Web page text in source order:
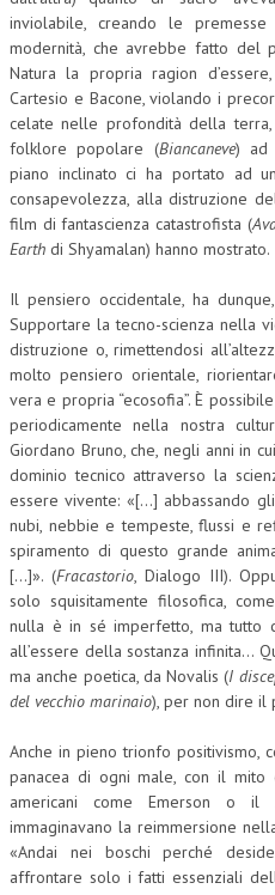
PEER REVIEW
CODICE ETICO
AUTORI
COLLABORA CON NOI
ECONOMIA
CORPORATE SOCIAL
ECONOMIA DELL’ARTE
INTERNAZIONALIZZAZIONE
HUMAN RESOURCES
MARKETING
TREASURY IN FINANCIAL
RISK MANAGEMENT
SVILUPPO SOSTENIBILE
PERSONA E CITTÀ
L’UMANISTA
DIRITTO
DIRITTO PENALE D’IMPRESA
DIRITTO DEL LAVORO
DIRITTO DEL WEB
inviolabile, creando le
modernità, che avrebbe fatto del
Natura la propria ragion
Cartesio e Bacone, violando i
celate nelle profondità della
folklore popolare (Biancaneve) ad
piano inclinato ci ha portato ad
consapevolezza, alla distruzione
film di fantascienza catastrofista (
Earth di Shyamalan) hanno mostrato.
Il pensiero occidentale, ha
Supportare la tecno-scienza nella
distruzione o, rimettendosi
molto pensiero orientale,
vera e propria “ecosofia”. È
periodicamente nella nostra
Giordano Bruno, che, negli anni in
dominio tecnico attraverso la
essere vivente: «[…] abbassando
nubi, nebbie e tempeste, flussi e
spiramento di questo grande
[…]». (Fracastorio, Dialogo III).
solo squisitamente filosofica,
nulla è in sé imperfetto, ma tutto
all’essere della sostanza infinita…
ma anche poetica, da Novalis (I
del vecchio marinaio), per non dire il
Anche in pieno trionfo positivismo,
panacea di ogni male, con il mito
americani come Emerson o il
immaginavano la reimmersione
«Andai nei boschi perché
affrontare solo i fatti essenziali